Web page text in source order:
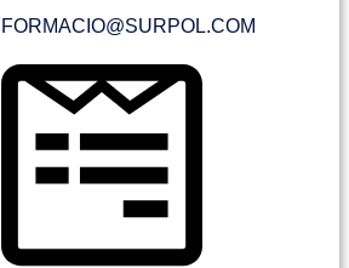
FORMACIO@SURPOL.COM